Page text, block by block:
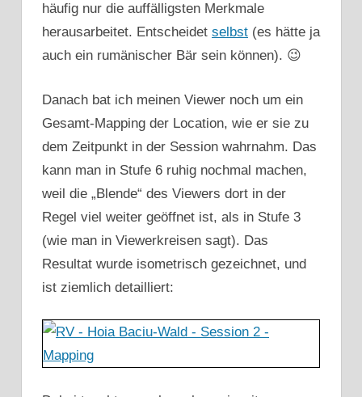
häufig nur die auffälligsten Merkmale
herausarbeitet. Entscheidet selbst (es hätte ja
auch ein rumänischer Bär sein können). 😉
Danach bat ich meinen Viewer noch um ein
Gesamt-Mapping der Location, wie er sie zu
dem Zeitpunkt in der Session wahrnahm. Das
kann man in Stufe 6 ruhig nochmal machen,
weil die „Blende“ des Viewers dort in der
Regel viel weiter geöffnet ist, als in Stufe 3
(wie man in Viewerkreisen sagt). Das
Resultat wurde isometrisch gezeichnet, und
ist ziemlich detailliert: